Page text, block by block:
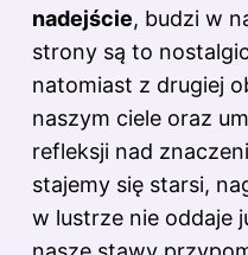
nadejście, budzi w
strony są to
natomiast z drugiej
naszym ciele oraz
refleksji nad
stajemy się starsi,
w lustrze nie oddaje